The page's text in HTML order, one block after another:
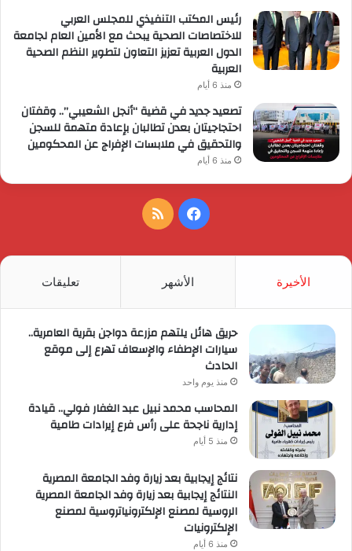
رئيس المكتب التنفيذي للمجلس العربي
للاختصاصات الصحية يبحث مع الأمين العام لجامعة
الدول العربية تعزيز التعاون لتطوير النظم الصحية
العربية
منذ 6 أيام
تصعيد جديد في قضية “أنجل الشعيبي”.. وقفتان
احتجاجيتان بعدن تطالبان بإعادة متهمة للسجن
والتحقيق في ملابسات الإفراج عن المحكومين
منذ 6 أيام
فيسبوكملخص
الأخيرة الأشهر تعليقات
حريق هائل يلتهم مزرعة دواجن بقرية العامرية..
سيارات الإطفاء والإسعاف تهرع إلى موقع
الحادث
منذ يوم واحد
المحاسب محمد نبيل عبد الغفار فولي.. قيادة
إدارية ناجحة على رأس فرع إيرادات طامية
منذ 5 أيام
نتائج إيجابية بعد زيارة وفد الجامعة المصرية
النتائج إيجابية بعد زيارة وفد الجامعة المصرية
الروسية لمصنع الإلكترونياتروسية لمصنع
الإلكترونيات
منذ 6 أيام